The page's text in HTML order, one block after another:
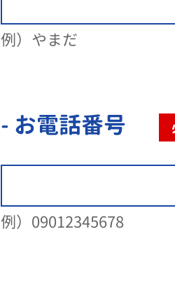
例）やまだ
- お電話番号
例）09012345678